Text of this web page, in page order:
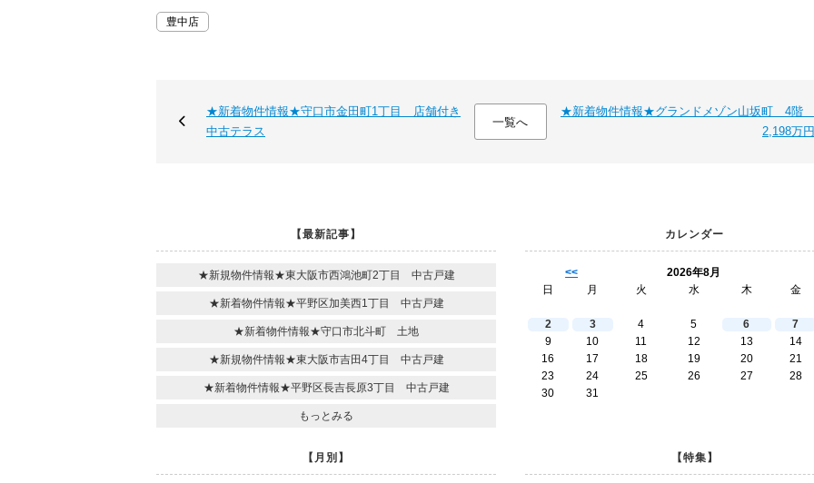
豊中店
★新着物件情報★守口市金田町1丁目 店舗付き
中古テラス
一覧へ
★新着物件情報★グランドメゾン山坂町 4階
2,198万円
【最新記事】
★新規物件情報★東大阪市西鴻池町2丁目 中古戸建
★新着物件情報★平野区加美西1丁目 中古戸建
★新着物件情報★守口市北斗町 土地
★新規物件情報★東大阪市吉田4丁目 中古戸建
★新着物件情報★平野区長吉長原3丁目 中古戸建
もっとみる
カレンダー
<<
2026年8月
日
月 火 水 木 金
2
3 4 5 6 7
9
10 11 12 13 14
16
17 18 19 20 21
23
24 25 26 27 28
30
31
【月別】 【特集】